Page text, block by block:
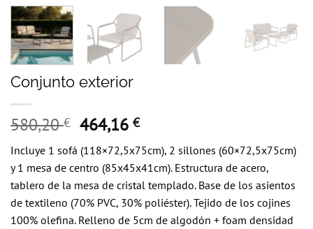
Conjunto exterior
580,20€ El
precio
original
era:
580,20 €.
464,16€El
precio
actual
es:
464,16 €.
Incluye 1 sofá (118×72,5x75cm), 2 sillones (60×72,5x75cm)
y 1 mesa de centro (85x45x41cm). Estructura de acero,
tablero de la mesa de cristal templado. Base de los asientos
de textileno (70% PVC, 30% poliéster). Tejido de los cojines
100% olefina. Relleno de 5cm de algodón + foam densidad